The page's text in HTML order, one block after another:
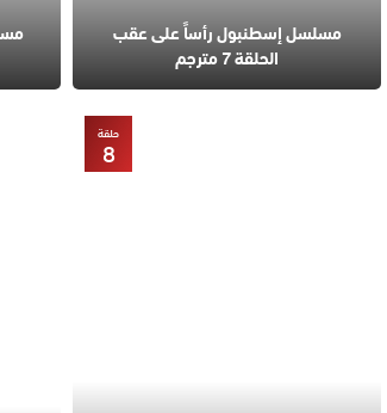
مسلسل إسطنبول رأساً على عقب
الحلقة 7 مترجم
حلقة
8